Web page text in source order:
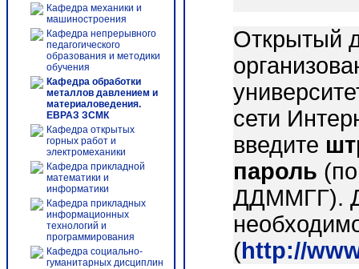
Кафедра механики и
машиностроения
Кафедра непрерывного
педагогического
образования и методики
обучения
Кафедра обработки
металлов давлением и
материаловедения.
ЕВРАЗ ЗСМК
Кафедра открытых
горных работ и
электромеханики
Кафедра прикладной
математики и
информатики
Кафедра прикладных
информационных
технологий и
программирования
Кафедра социально-
гуманитарных дисциплин
Открытый
сети
введите
пароль
ДДММГГ).
(http://